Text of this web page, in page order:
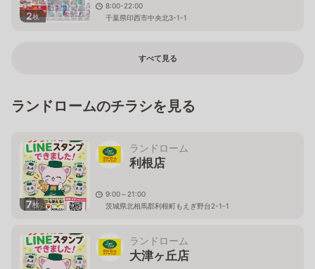
2枚
8:00-22:00
千葉県印西市中央北3-1-1
すべて見る
ランドロームのチラシを見る
7枚
ランドローム
利根店
9:00～21:00
茨城県北相馬郡利根町もえぎ野台2-1-1
ランドローム
大津ヶ丘店